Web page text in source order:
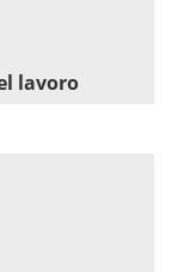
lavoro